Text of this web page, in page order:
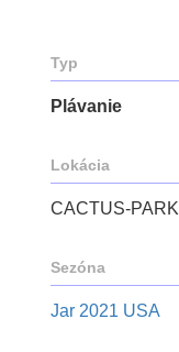
Typ
Plávanie
Lokácia
CACTUS-PARK
Sezóna
Jar 2021 USA